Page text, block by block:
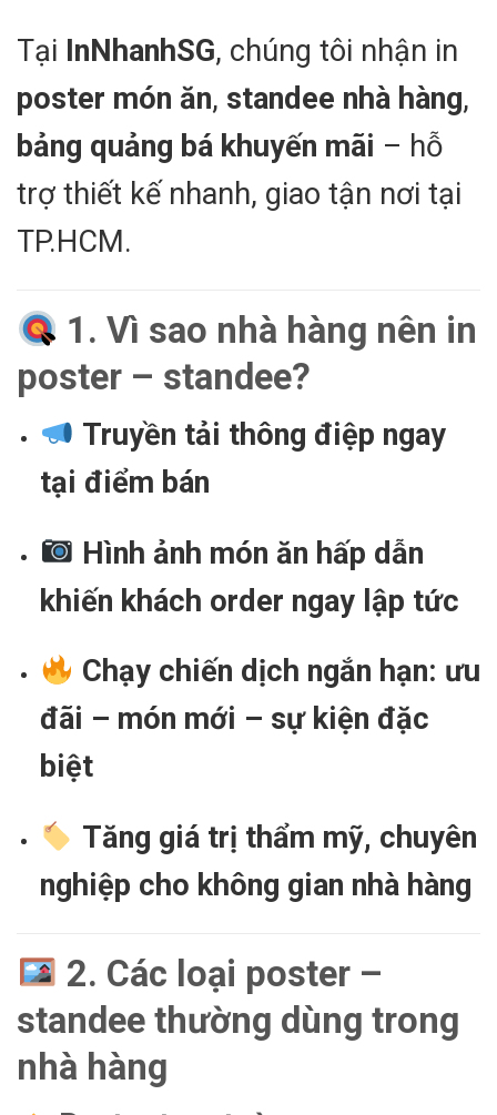
Tại InNhanhSG, chúng tôi nhận in
poster món ăn, standee nhà hàng,
bảng quảng bá khuyến mãi – hỗ
trợ thiết kế nhanh, giao tận nơi tại
TP.HCM.
1. Vì sao nhà hàng nên in
poster – standee?
Truyền tải thông điệp ngay
tại điểm bán
Hình ảnh món ăn hấp dẫn
khiến khách order ngay lập tức
Chạy chiến dịch ngắn hạn: ưu
đãi – món mới – sự kiện đặc
biệt
Tăng giá trị thẩm mỹ, chuyên
nghiệp cho không gian nhà hàng
2. Các loại poster –
standee thường dùng trong
nhà hàng